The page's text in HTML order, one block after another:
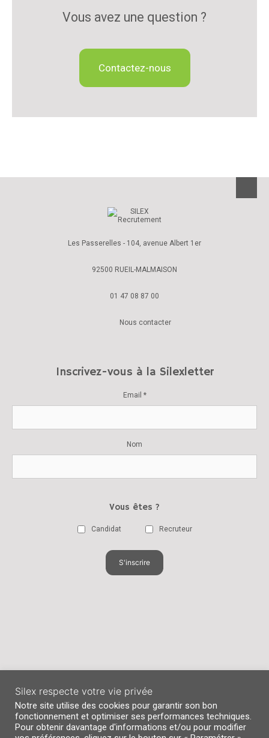
Vous avez une question ?
Contactez-nous
Les Passerelles - 104, avenue Albert 1er
92500 RUEIL-MALMAISON
01 47 08 87 00
Nous contacter
Inscrivez-vous à la Silexletter
Email *
Nom
Vous êtes ?
Candidat Recruteur
Silex respecte votre vie privée
Notre site utilise des cookies pour garantir son bon
fonctionnement et optimiser ses performances techniques.
Pour obtenir davantage d'informations et/ou pour modifier